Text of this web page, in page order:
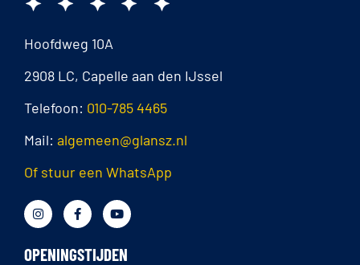
Hoofdweg 10A
2908 LC, Capelle aan den IJssel
Telefoon: 010-785 4465
Mail: algemeen@glansz.nl
Of stuur een WhatsApp
OPENINGSTIJDEN